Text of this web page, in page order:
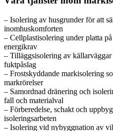
– Isolering av husgrunder för att
inomhuskomforten
– Cellplastisolering under platta
energikrav
– Tilläggsisolering av
fuktpåslag
– Frostskyddande markisolering
markrörelser
– Samordnad dränering och
fall och materialval
– Förberedelse, schakt och
isoleringsarbeten
– Isolering vid nybyggnation av